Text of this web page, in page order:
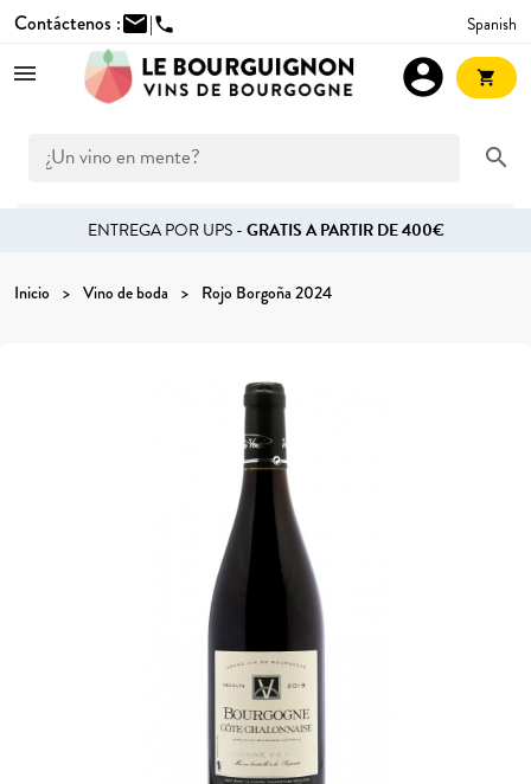
Contáctenos :mail|phone Spanish
search
account_circle shopping_cart
ENTREGA POR UPS -GRATIS A PARTIR DE 400€
Inicio Vino de boda Rojo Borgoña 2024